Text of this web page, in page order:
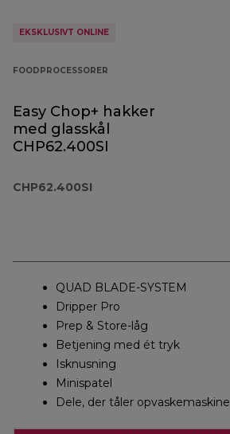
EKSKLUSIVT ONLINE
FOODPROCESSORER
Easy Chop+ hakker
med glasskål
CHP62.400SI
CHP62.400SI
QUAD BLADE-SYSTEM
Dripper Pro
Prep & Store-låg
Betjening med ét tryk
Isknusning
Minispatel
Dele, der tåler opvaskemaskine